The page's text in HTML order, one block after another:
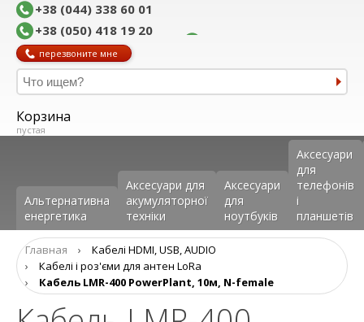
+38 (044) 338 60 01
+38 (050) 418 19 20
перезвоните мне
Корзина
пустая
Альтернативна
енергетика
Аксесуари для
акумуляторної
техніки
Аксесуари
для
ноутбуків
Аксеcуари
для
телефонів
і
планшетів
Главная ›
Кабелі HDMI, USB, AUDIO
›
Кабелі і роз'єми для антен LoRa
›
Кабель LMR-400 PowerPlant, 10м, N-female